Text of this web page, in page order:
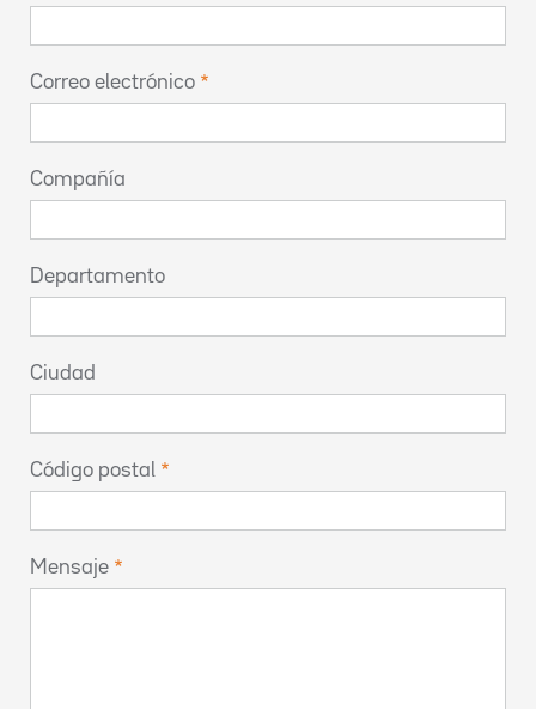
Correo electrónico
Compañía
Departamento
Ciudad
Código postal
Mensaje